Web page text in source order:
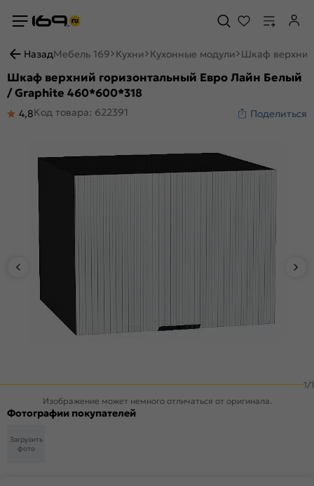
НазадМебель 169 Кухни Кухонные модули Шкаф
Шкаф верхний горизонтальный Евро Лайн Белый
/ Graphite 460*600*318
4,8Код товара: 622391 Поделиться
1/1
Изображение может немного отличаться от оригинала.
Фотографии покупателей
Загрузить
фото